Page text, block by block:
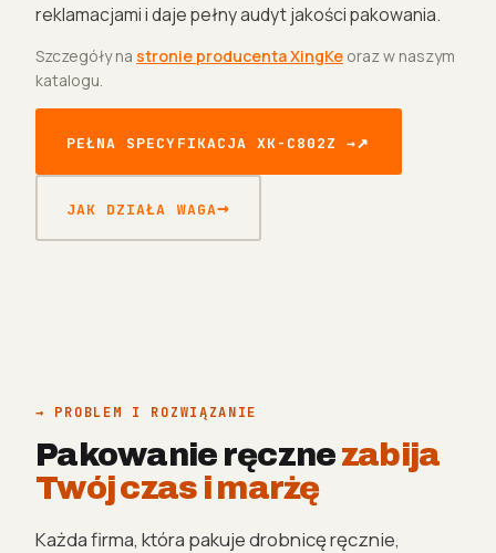
reklamacjami i daje pełny audyt jakości pakowania.
Szczegóły na stronie producenta XingKe oraz w naszym
katalogu.
PEŁNA SPECYFIKACJA XK-C802Z →
JAK DZIAŁA WAGA
→ PROBLEM I ROZWIĄZANIE
Pakowanie ręcznezabija
Twój czas i marżę
Każda firma, która pakuje drobnicę ręcznie,